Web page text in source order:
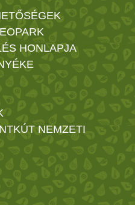
HONLAPJA
NEMZETI